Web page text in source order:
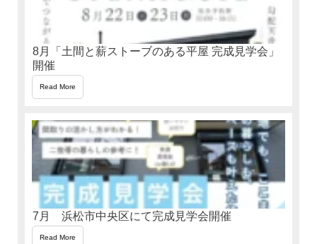
8月「土間と薪ストーブのある平屋 完成見学会」
開催
Read More
7月 浜松市中央区にて完成見学会開催
Read More